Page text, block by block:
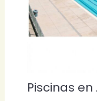
Piscinas